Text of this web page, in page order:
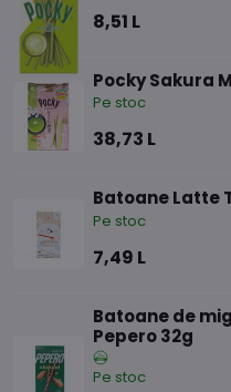
8,51 L
Pocky Sakura
Pe stoc
38,73 L
Batoane Latte
Pe stoc
7,49 L
Batoane de
Pepero 32g
Pe stoc